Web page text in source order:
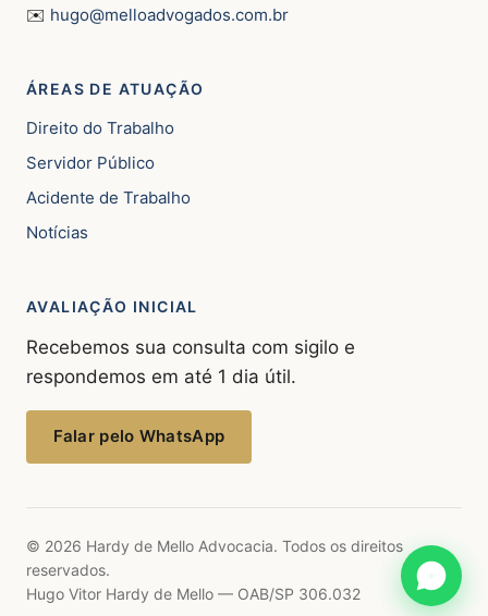
✉️ hugo@melloadvogados.com.br
ÁREAS DE ATUAÇÃO
Direito do Trabalho
Servidor Público
Acidente de Trabalho
Notícias
AVALIAÇÃO INICIAL
Recebemos sua consulta com sigilo e
respondemos em até 1 dia útil.
Falar pelo WhatsApp
© 2026 Hardy de Mello Advocacia. Todos os direitos
reservados.
Hugo Vitor Hardy de Mello — OAB/SP 306.032